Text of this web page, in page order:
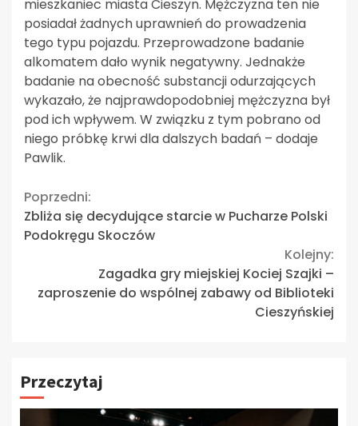
mieszkaniec miasta Cieszyn. Mężczyzna ten nie
posiadał żadnych uprawnień do prowadzenia
tego typu pojazdu. Przeprowadzone badanie
alkomatem dało wynik negatywny. Jednakże
badanie na obecność substancji odurzających
wykazało, że najprawdopodobniej mężczyzna był
pod ich wpływem. W związku z tym pobrano od
niego próbkę krwi dla dalszych badań – dodaje
Pawlik.
Continue
Reading
Poprzedni:
Zbliża się decydujące starcie w Pucharze Polski
Podokręgu Skoczów
Kolejny:
Zagadka gry miejskiej Kociej Szajki –
zaproszenie do wspólnej zabawy od Biblioteki
Cieszyńskiej
Przeczytaj